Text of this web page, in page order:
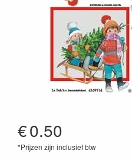
€0.50
*Prijzen zijn inclusief btw